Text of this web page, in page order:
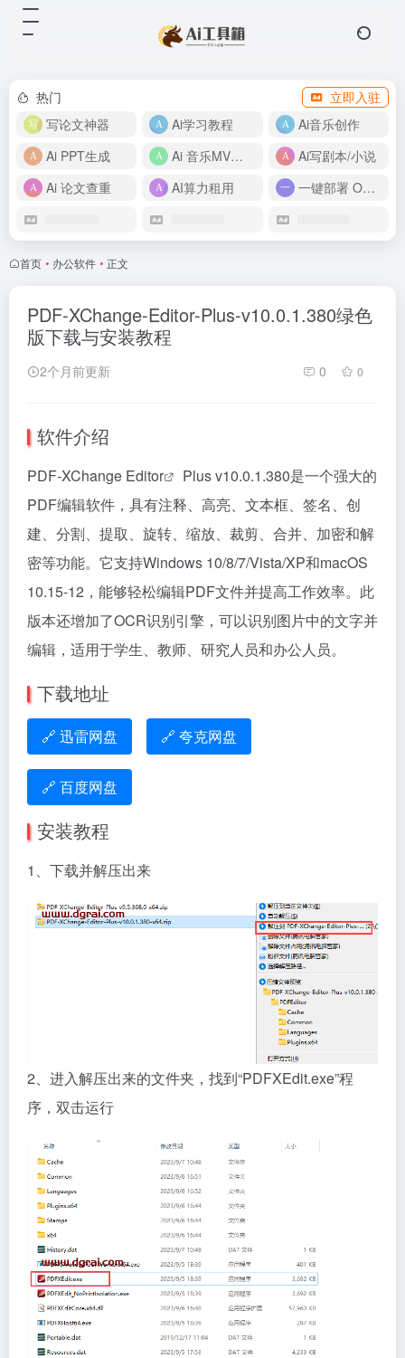
热门
立即入驻
写论文神器
Ai学习教程
Ai音乐创作
Ai PPT生成
Ai 音乐MV制作
Ai写剧本/小说
Ai 论文查重
AI算力租用 一键部署 OpenClaw
首页 • 办公软件 • 正文
PDF-XChange-Editor-Plus-v10.0.1.380绿色
版下载与安装教程
2个月前更新 0 0
软件介绍
PDF-XChange Editor
Plus v10.0.1.380是一个强大的
PDF编辑软件，具有注释、高亮、文本框、签名、创
建、分割、提取、旋转、缩放、裁剪、合并、加密和解
密等功能。它支持Windows 10/8/7/Vista/XP和macOS
10.15-12，能够轻松编辑PDF文件并提高工作效率。此
版本还增加了OCR识别引擎，可以识别图片中的文字并
编辑，适用于学生、教师、研究人员和办公人员。
下载地址
🔗 迅雷网盘 🔗 夸克网盘
🔗 百度网盘
安装教程
1、下载并解压出来
2、进入解压出来的文件夹，找到“PDFXEdit.exe”程
序，双击运行